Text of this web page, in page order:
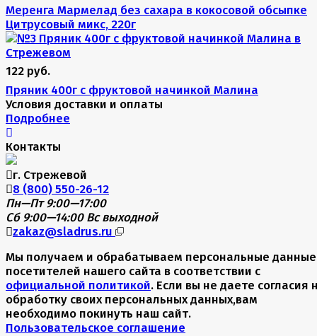
Меренга Мармелад без сахара в кокосовой обсыпке
Цитрусовый микс, 220г
122 руб.
Пряник 400г с фруктовой начинкой Малина
Условия доставки и оплаты
Подробнее
Контакты
г. Стрежевой
8 (800) 550-26-12
Пн—Пт 9:00—17:00
Сб 9:00—14:00 Вс выходной
zakaz@sladrus.ru
Мы получаем и обрабатываем персональные данные
посетителей нашего сайта в соответствии с
официальной политикой. Если вы не даете согласия
обработку своих персональных данных,вам
необходимо покинуть наш сайт.
Пользовательское соглашение